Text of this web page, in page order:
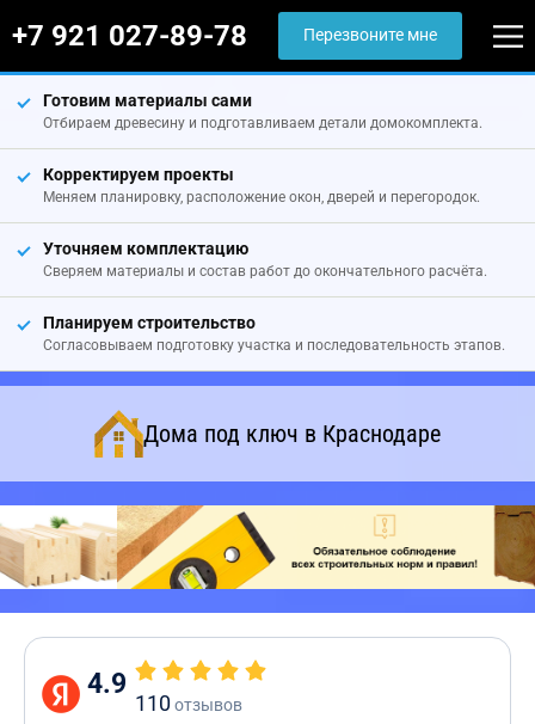
+7 921 027-89-78 Перезвоните мне
Готовим материалы сами
Отбираем древесину и подготавливаем детали домокомплекта.
Корректируем проекты
Меняем планировку, расположение окон, дверей и перегородок.
Уточняем комплектацию
Сверяем материалы и состав работ до окончательного расчёта.
Планируем строительство
Согласовываем подготовку участка и последовательность этапов.
Дома под ключ в Краснодаре
4.9
110отзывов